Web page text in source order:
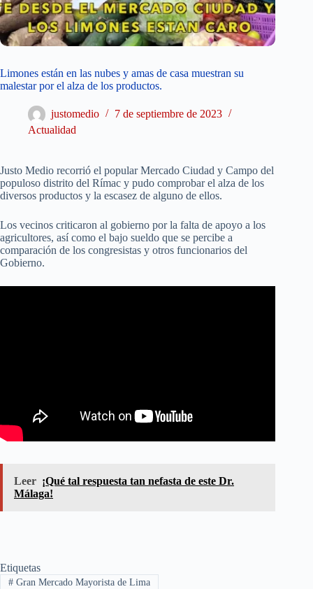
Limones están en las nubes y amas de casa muestran su
malestar por el alza de los productos.
justomedio
7 de septiembre de 2023
Actualidad
Justo Medio recorrió el popular Mercado Ciudad y Campo del
populoso distrito del Rímac y pudo comprobar el alza de los
diversos productos y la escasez de alguno de ellos.
Los vecinos criticaron al gobierno por la falta de apoyo a los
agricultores, así como el bajo sueldo que se percibe a
comparación de los congresistas y otros funcionarios del
Gobierno.
Leer ¡Qué tal respuesta tan nefasta de este Dr.
Málaga!
Etiquetas
#Gran Mercado Mayorista de Lima